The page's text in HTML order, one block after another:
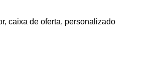
caixa de oferta, personalizado